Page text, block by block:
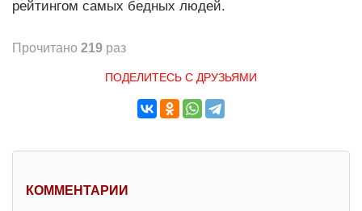
рейтингом самых бедных людей.
Прочитано 219 раз
ПОДЕЛИТЕСЬ С ДРУЗЬЯМИ
КОММЕНТАРИИ